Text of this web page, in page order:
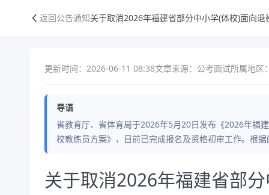
返回公告通知关于取消2026年福建省部分中小学(体校)面向
更新时间：2026-06-11 08:38文章来源：公考面试所属地区
导语
省教育厅、省体育局于2026年5月20日发布《2026年福
校教练员方案》，目前已完成报名及资格初审工作。根
公告正文
关于取消2026年福建省部